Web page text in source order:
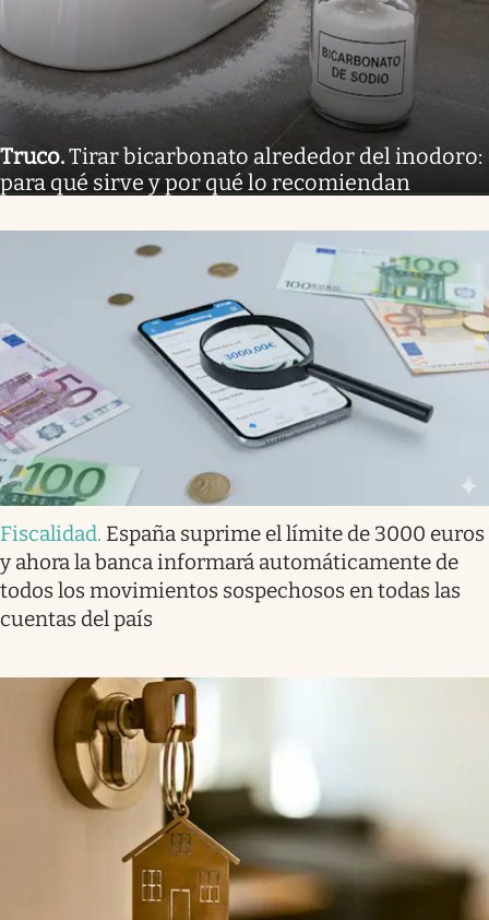
Truco.Tirar bicarbonato alrededor del inodoro:
para qué sirve y por qué lo recomiendan
Fiscalidad. España suprime el límite de 3000 euros
y ahora la banca informará automáticamente de
todos los movimientos sospechosos en todas las
cuentas del país